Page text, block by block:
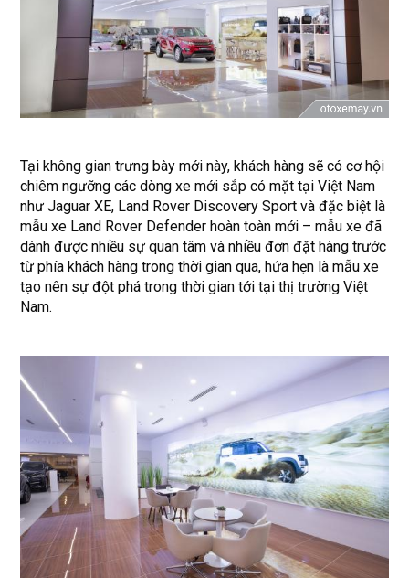
Tại không gian trưng bày mới này, khách hàng sẽ có cơ hội
chiêm ngưỡng các dòng xe mới sắp có mặt tại Việt Nam
như Jaguar XE, Land Rover Discovery Sport và đặc biệt là
mẫu xe Land Rover Defender hoàn toàn mới – mẫu xe đã
dành được nhiều sự quan tâm và nhiều đơn đặt hàng trước
từ phía khách hàng trong thời gian qua, hứa hẹn là mẫu xe
tạo nên sự đột phá trong thời gian tới tại thị trường Việt
Nam.